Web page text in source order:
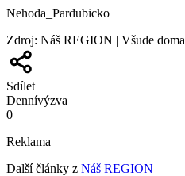
Nehoda_Pardubicko
Zdroj: Náš REGION | Všude doma
Sdílet
Dennívýzva
0
Reklama
Další články z Náš REGION